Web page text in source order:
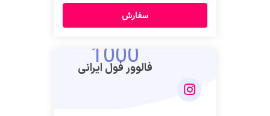
سفارش
1000
فالوور فول ایرانی